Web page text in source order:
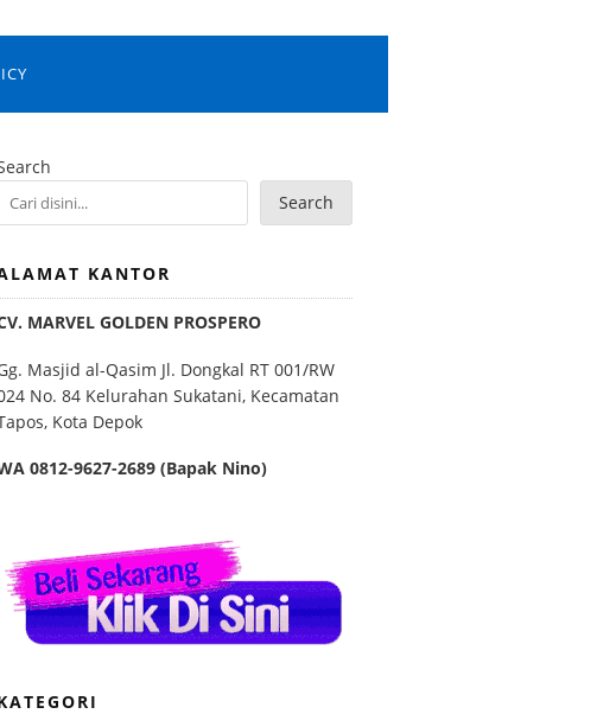
Search
KANTOR
MARVEL GOLDEN PROSPERO
Masjid al-Qasim Jl. Dongkal RT 001/RW
No. 84 Kelurahan Sukatani, Kecamatan
Kota Depok
0812-9627-2689 (Bapak Nino)